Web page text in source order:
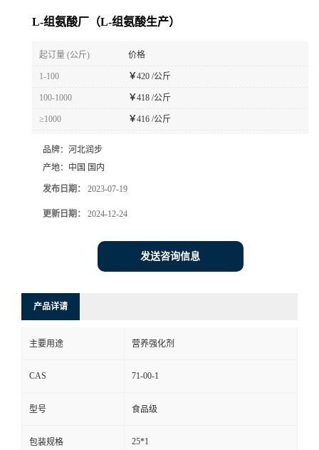
L-组氨酸厂（L-组氨酸生产）
起订量 (公斤) 价格
1-100 ￥420 /公斤
100-1000 ￥418 /公斤
≥1000 ￥416 /公斤
品牌： 河北润步
产地： 中国 国内
发布日期： 2023-07-19
更新日期： 2024-12-24
发送咨询信息
产品详请
主要用途 营养强化剂
CAS 71-00-1
型号 食品级
包装规格 25*1